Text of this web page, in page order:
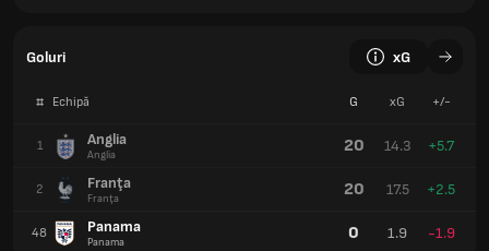
Goluri xG
# Echipă G xG +/-
1 Anglia
Anglia 20 14.3 +5.7
2 Franţa
Franţa 20 17.5 +2.5
48 Panama
Panama 0 1.9 -1.9